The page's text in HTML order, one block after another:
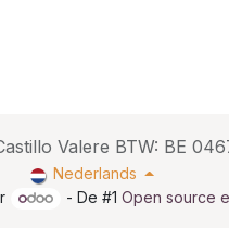
Valere BTW: BE
Nederlands
- De #1Open source